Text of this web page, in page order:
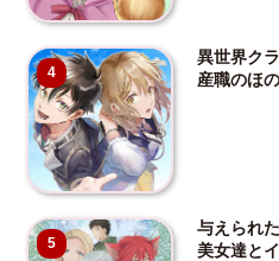
4
異世界ク
産職のほ
5
与えられ
美女達と